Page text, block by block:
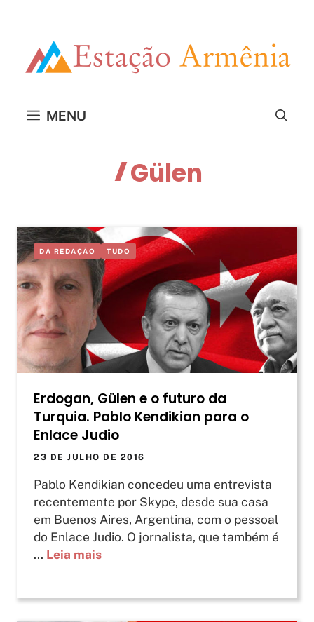
MENU
Gülen
DA REDAÇÃO TUDO
Erdogan, Gülen e o futuro da
Turquia. Pablo Kendikian para o
Enlace Judio
23 DE JULHO DE 2016
Pablo Kendikian concedeu uma entrevista
recentemente por Skype, desde sua casa
em Buenos Aires, Argentina, com o pessoal
do Enlace Judio. O jornalista, que também é
... Leia mais